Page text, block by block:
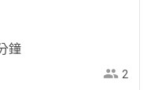
鐘
2